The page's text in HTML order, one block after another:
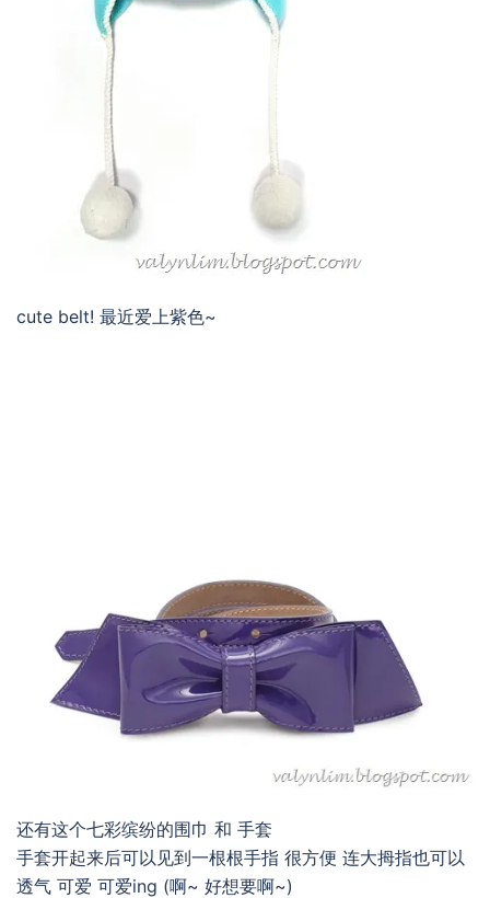
cute belt! 最近爱上紫色~
还有这个七彩缤纷的围巾 和 手套
手套开起来后可以见到一根根手指 很方便 连大拇指也可以
透气 可爱 可爱ing (啊~ 好想要啊~)